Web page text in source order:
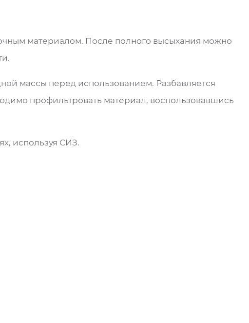
материалом. После полного высыхания можно
массы перед использованием. Разбавляется
профильтровать материал, воспользовавшись
используя СИЗ.